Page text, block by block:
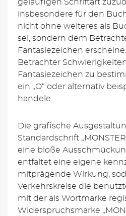
geläufigen Schriftart
insbesondere für den
nicht ohne weiteres als
sei, sondern dem
Fantasiezeichen
Betrachter
Fantasiezeichen zu
ein „O“ oder alternativ
handele.
Die grafische
Standardschrift
eine bloße
entfaltet eine eigene
mitprägende Wirkung,
Verkehrskreise die
mit der als Wortmarke
Widerspruchsmarke